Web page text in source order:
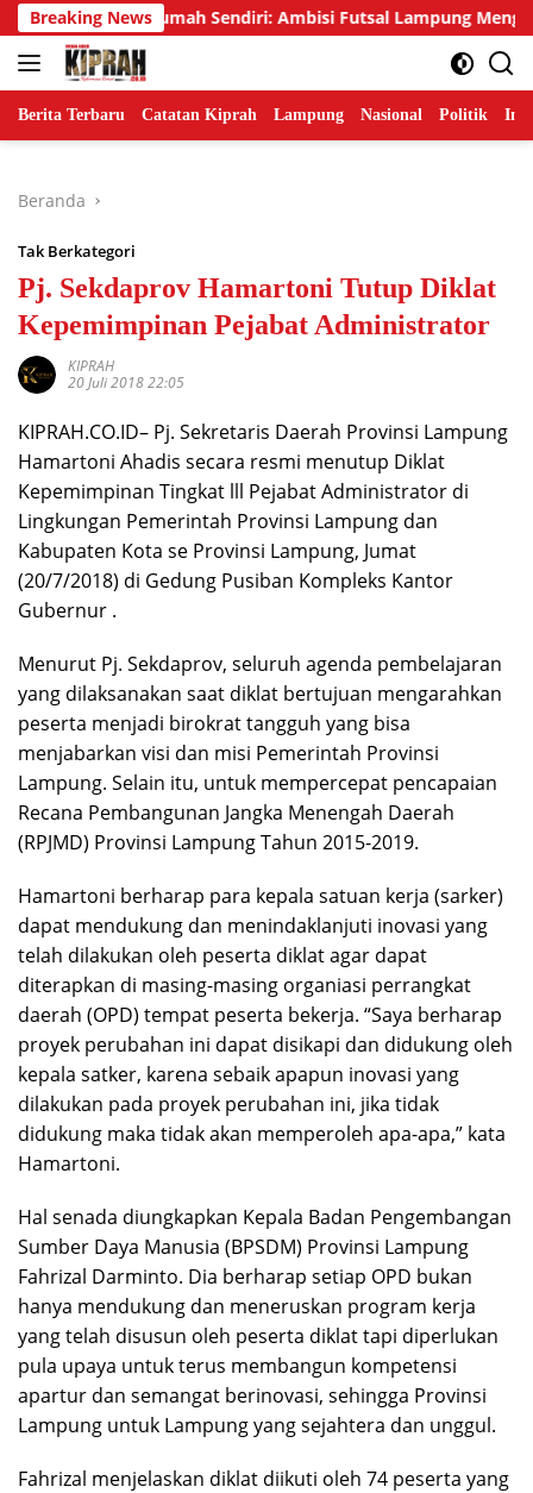
Langsung
ke
konten
Breaking News
Emas di Rumah Sendiri: Ambisi Futsal Lampung Mengakhiri
Berita Terbaru Catatan Kiprah Lampung Nasional Politik
Beranda
Tak Berkategori
Pj. Sekdaprov Hamartoni Tutup Diklat
Kepemimpinan Pejabat Administrator
KIPRAH
20 Juli 2018 22:05
KIPRAH.CO.ID– Pj. Sekretaris Daerah Provinsi Lampung
Hamartoni Ahadis secara resmi menutup Diklat
Kepemimpinan Tingkat lll Pejabat Administrator di
Lingkungan Pemerintah Provinsi Lampung dan
Kabupaten Kota se Provinsi Lampung, Jumat
(20/7/2018) di Gedung Pusiban Kompleks Kantor
Gubernur .
Menurut Pj. Sekdaprov, seluruh agenda pembelajaran
yang dilaksanakan saat diklat bertujuan mengarahkan
peserta menjadi birokrat tangguh yang bisa
menjabarkan visi dan misi Pemerintah Provinsi
Lampung. Selain itu, untuk mempercepat pencapaian
Recana Pembangunan Jangka Menengah Daerah
(RPJMD) Provinsi Lampung Tahun 2015-2019.
Hamartoni berharap para kepala satuan kerja (sarker)
dapat mendukung dan menindaklanjuti inovasi yang
telah dilakukan oleh peserta diklat agar dapat
diterapkan di masing-masing organiasi perrangkat
daerah (OPD) tempat peserta bekerja. “Saya berharap
proyek perubahan ini dapat disikapi dan didukung oleh
kepala satker, karena sebaik apapun inovasi yang
dilakukan pada proyek perubahan ini, jika tidak
didukung maka tidak akan memperoleh apa-apa,” kata
Hamartoni.
Hal senada diungkapkan Kepala Badan Pengembangan
Sumber Daya Manusia (BPSDM) Provinsi Lampung
Fahrizal Darminto. Dia berharap setiap OPD bukan
hanya mendukung dan meneruskan program kerja
yang telah disusun oleh peserta diklat tapi diperlukan
pula upaya untuk terus membangun kompetensi
apartur dan semangat berinovasi, sehingga Provinsi
Lampung untuk Lampung yang sejahtera dan unggul.
Fahrizal menjelaskan diklat diikuti oleh 74 peserta yang